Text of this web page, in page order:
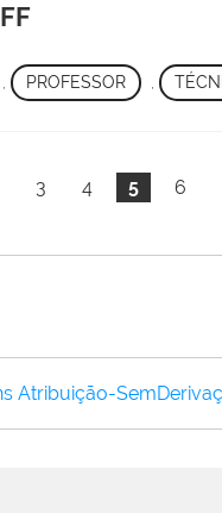
, PROFESSOR ,
3 4 5 6
Atribuição-